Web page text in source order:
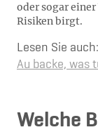
oder sogar
Risiken birgt.
Lesen Sie auch:
Au backe, was
Welche